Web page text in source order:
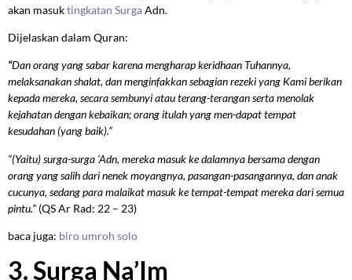
akan masuktingkatan SurgaAdn.
Dijelaskan dalam Quran:
“Dan orang yang sabar karena mengharap keridhaan Tuhannya,
melaksanakan shalat, dan menginfakkan sebagian rezeki yang Kami berikan
kepada mereka, secara sembunyi atau terang-terangan serta menolak
kejahatan dengan kebaikan; orang itulah yang men-dapat tempat
kesudahan (yang baik).”
“(Yaitu) surga-surga ‘Adn, mereka masuk ke dalamnya bersama dengan
orang yang salih dari nenek moyangnya, pasangan-pasangannya, dan anak
cucunya, sedang para malaikat masuk ke tempat-tempat mereka dari semua
pintu.” (QS Ar Rad: 22 – 23)
baca juga: biro umroh solo
3. Surga Na’Im